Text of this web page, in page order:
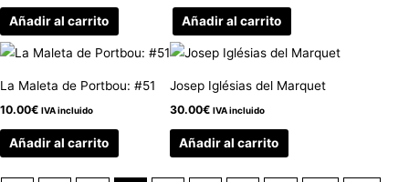
Añadir al carrito Añadir al carrito
La Maleta de Portbou: #51
10.00€ IVA incluido
Añadir al carrito
Josep Iglésias del Marquet
30.00€ IVA incluido
Añadir al carrito